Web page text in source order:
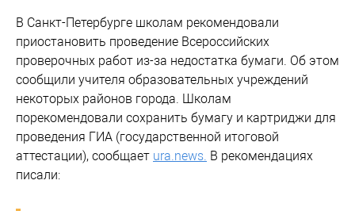
В Санкт-Петербурге школам рекомендовали
приостановить проведение Всероссийских
проверочных работ из-за недостатка бумаги. Об этом
сообщили учителя образовательных учреждений
некоторых районов города. Школам
порекомендовали сохранить бумагу и картриджи для
проведения ГИА (государственной итоговой
аттестации), сообщает ura.news. В рекомендациях
писали: